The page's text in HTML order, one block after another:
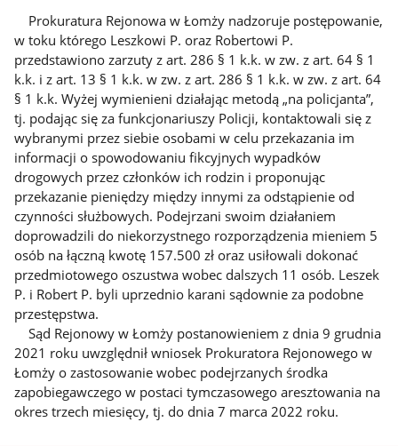
Prokuratura Rejonowa w Łomży nadzoruje postępowanie,
w toku którego Leszkowi P. oraz Robertowi P.
przedstawiono zarzuty z art. 286 § 1 k.k. w zw. z art. 64 § 1
k.k. i z art. 13 § 1 k.k. w zw. z art. 286 § 1 k.k. w zw. z art. 64
§ 1 k.k. Wyżej wymienieni działając metodą „na policjanta”,
tj. podając się za funkcjonariuszy Policji, kontaktowali się z
wybranymi przez siebie osobami w celu przekazania im
informacji o spowodowaniu fikcyjnych wypadków
drogowych przez członków ich rodzin i proponując
przekazanie pieniędzy między innymi za odstąpienie od
czynności służbowych. Podejrzani swoim działaniem
doprowadzili do niekorzystnego rozporządzenia mieniem 5
osób na łączną kwotę 157.500 zł oraz usiłowali dokonać
przedmiotowego oszustwa wobec dalszych 11 osób. Leszek
P. i Robert P. byli uprzednio karani sądownie za podobne
przestępstwa.
Sąd Rejonowy w Łomży postanowieniem z dnia 9 grudnia
2021 roku uwzględnił wniosek Prokuratora Rejonowego w
Łomży o zastosowanie wobec podejrzanych środka
zapobiegawczego w postaci tymczasowego aresztowania na
okres trzech miesięcy, tj. do dnia 7 marca 2022 roku.